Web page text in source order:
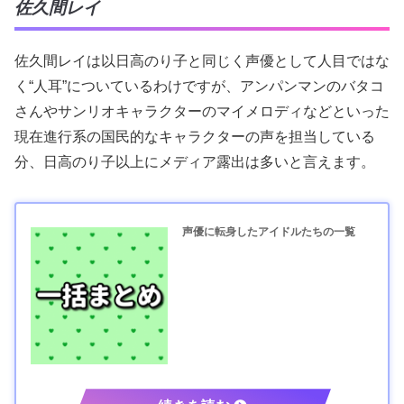
佐久間レイ
佐久間レイは以日高のり子と同じく声優として人目ではな
く“人耳”についているわけですが、アンパンマンのバタコ
さんやサンリオキャラクターのマイメロディなどといった
現在進行系の国民的なキャラクターの声を担当している
分、日高のり子以上にメディア露出は多いと言えます。
声優に転身したアイドルたちの一覧